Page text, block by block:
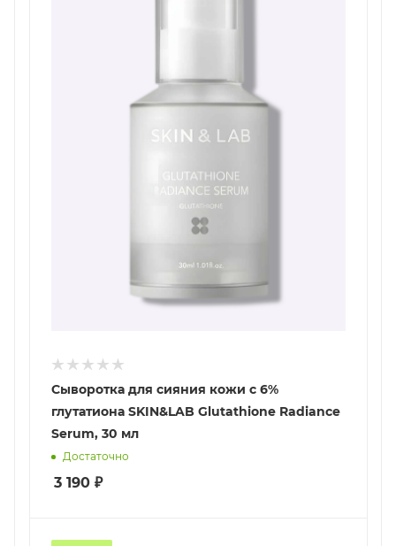
Сыворотка для сияния кожи с 6%
глутатиона SKIN&LAB Glutathione Radiance
Serum, 30 мл
Достаточно
3 190 ₽